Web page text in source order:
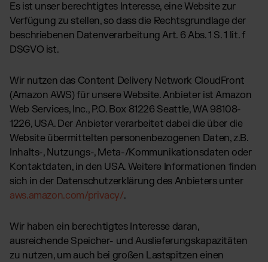
Es ist unser berechtigtes Interesse, eine Website zur
Verfügung zu stellen, so dass die Rechtsgrundlage der
beschriebenen Datenverarbeitung Art. 6 Abs. 1 S. 1 lit. f
DSGVO ist.
Wir nutzen das Content Delivery Network CloudFront
(Amazon AWS) für unsere Website. Anbieter ist Amazon
Web Services, Inc., P.O. Box 81226 Seattle, WA 98108-
1226, USA. Der Anbieter verarbeitet dabei die über die
Website übermittelten personenbezogenen Daten, z.B.
Inhalts-, Nutzungs-, Meta-/Kommunikationsdaten oder
Kontaktdaten, in den USA. Weitere Informationen finden
sich in der Datenschutzerklärung des Anbieters unter
aws.amazon.com/privacy/.
Wir haben ein berechtigtes Interesse daran,
ausreichende Speicher- und Auslieferungskapazitäten
zu nutzen, um auch bei großen Lastspitzen einen